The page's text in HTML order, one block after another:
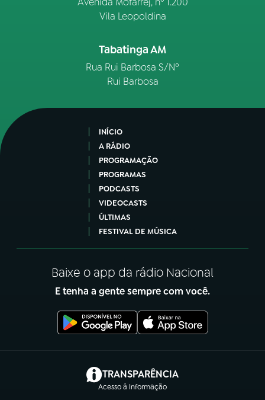
Vila Leopoldina
Tabatinga AM
Rua Rui Barbosa S/Nº
Rui Barbosa
INÍCIO
A RÁDIO
PROGRAMAÇÃO
PROGRAMAS
PODCASTS
VIDEOCASTS
ÚLTIMAS
FESTIVAL DE MÚSICA
Baixe o app da rádio Nacional
E tenha a gente sempre com você.
TRANSPARÊNCIA
Acesso à Informação
(abre em nova aba)